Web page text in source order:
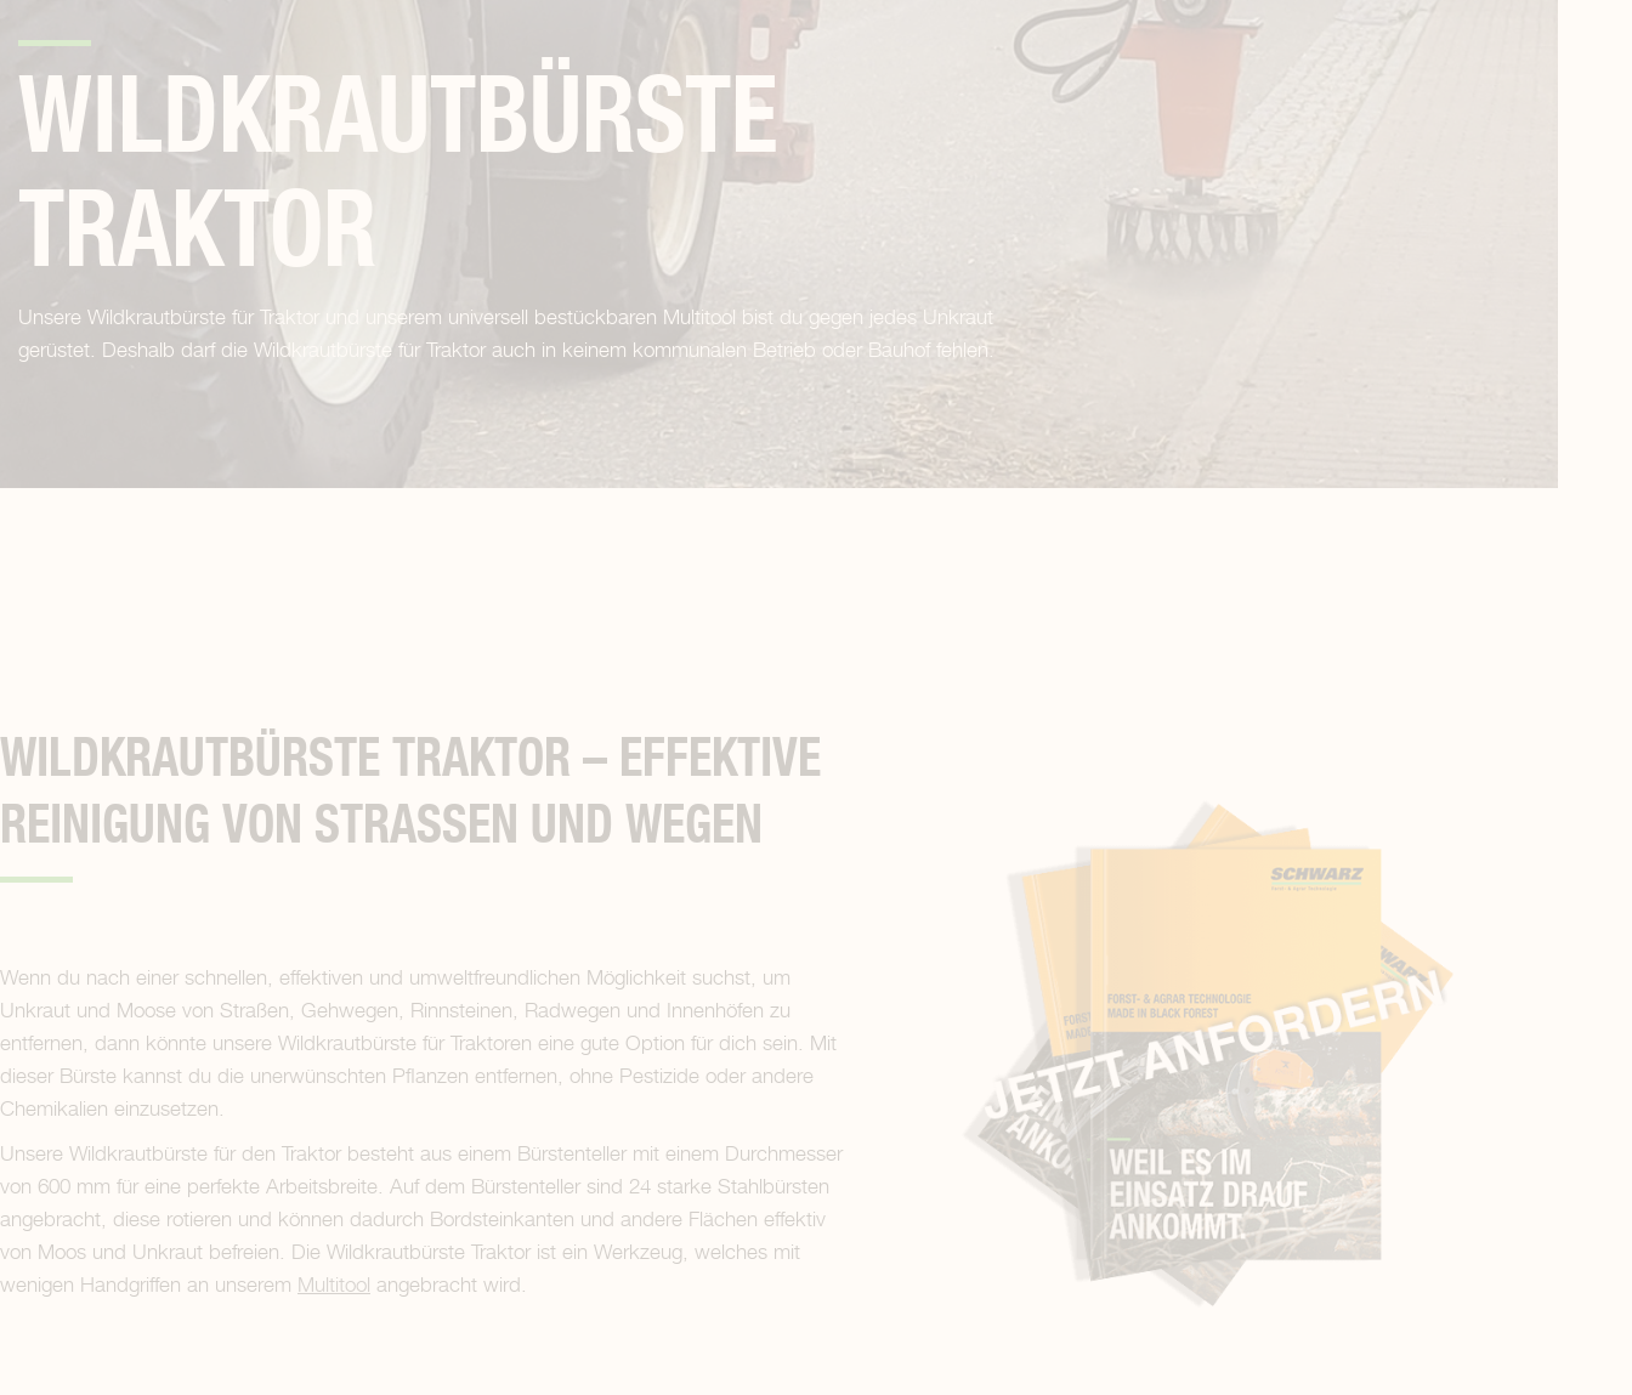
WILDKRAUTBÜRSTE
TRAKTOR
Unsere Wildkrautbürste für Traktor und unserem universell bestückbaren Multitool bist du gegen jedes Unkraut
gerüstet. Deshalb darf die Wildkrautbürste für Traktor auch in keinem kommunalen Betrieb oder Bauhof fehlen.
WILDKRAUTBÜRSTE TRAKTOR – EFFEKTIVE
REINIGUNG VON STRASSEN UND WEGEN
Wenn du nach einer schnellen, effektiven und umweltfreundlichen Möglichkeit suchst, um
Unkraut und Moose von Straßen, Gehwegen, Rinnsteinen, Radwegen und Innenhöfen zu
entfernen, dann könnte unsere Wildkrautbürste für Traktoren eine gute Option für dich sein. Mit
dieser Bürste kannst du die unerwünschten Pflanzen entfernen, ohne Pestizide oder andere
Chemikalien einzusetzen.
Unsere Wildkrautbürste für den Traktor besteht aus einem Bürstenteller mit einem Durchmesser
von 600 mm für eine perfekte Arbeitsbreite. Auf dem Bürstenteller sind 24 starke Stahlbürsten
angebracht, diese rotieren und können dadurch Bordsteinkanten und andere Flächen effektiv
von Moos und Unkraut befreien. Die Wildkrautbürste Traktor ist ein Werkzeug, welches mit
wenigen Handgriffen an unserem Multitool angebracht wird.